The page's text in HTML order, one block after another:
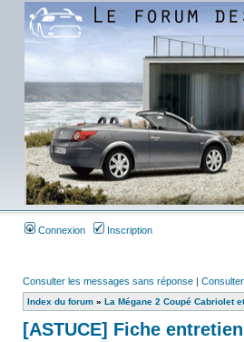
Connexion Inscription
Consulter les messages sans réponse |
Index du forum » La Mégane 2 Coupé Cabriolet
[ASTUCE] Fiche entretien